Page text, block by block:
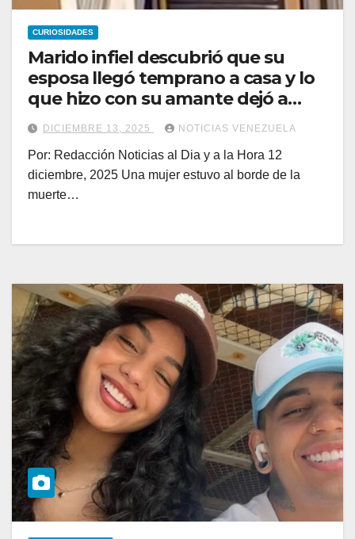
CURIOSIDADES
Marido infiel descubrió que su
esposa llegó temprano a casa y lo
que hizo con su amante dejó a
todos en shock
DICIEMBRE 13, 2025 NOTICIAS VENEZUELA
Por: Redacción Noticias al Dia y a la Hora 12
diciembre, 2025 Una mujer estuvo al borde de la
muerte…